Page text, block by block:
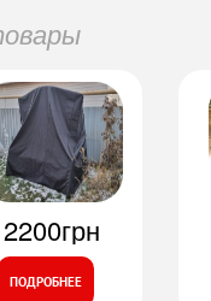
2200грн
ПОДРОБНЕЕ